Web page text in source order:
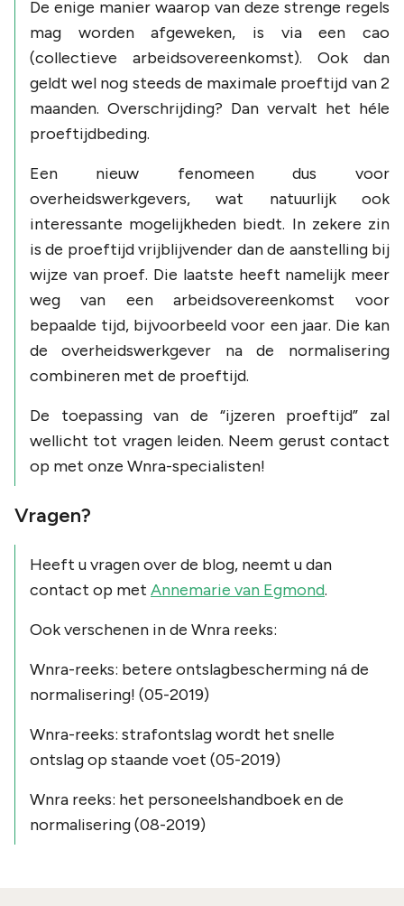
De enige manier waarop van deze strenge regels
mag worden afgeweken, is via een cao
(collectieve arbeidsovereenkomst). Ook dan
geldt wel nog steeds de maximale proeftijd van 2
maanden. Overschrijding? Dan vervalt het héle
proeftijdbeding.
Een nieuw fenomeen dus voor
overheidswerkgevers, wat natuurlijk ook
interessante mogelijkheden biedt. In zekere zin
is de proeftijd vrijblijvender dan de aanstelling bij
wijze van proef. Die laatste heeft namelijk meer
weg van een arbeidsovereenkomst voor
bepaalde tijd, bijvoorbeeld voor een jaar. Die kan
de overheidswerkgever na de normalisering
combineren met de proeftijd.
De toepassing van de “ijzeren proeftijd” zal
wellicht tot vragen leiden. Neem gerust contact
op met onze Wnra-specialisten!
Vragen?
Heeft u vragen over de blog, neemt u dan
contact op met Annemarie van Egmond.
Ook verschenen in de Wnra reeks:
Wnra-reeks: betere ontslagbescherming ná de
normalisering! (05-2019)
Wnra-reeks: strafontslag wordt het snelle
ontslag op staande voet (05-2019)
Wnra reeks: het personeelshandboek en de
normalisering (08-2019)